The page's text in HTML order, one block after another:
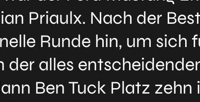
Priaulx. Nach der
Runde hin, um sich
alles
Ben Tuck Platz zehn